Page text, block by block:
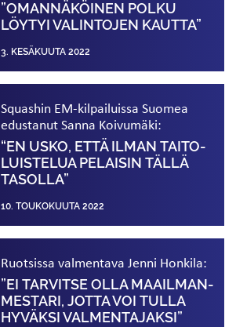
”OMANNÄKÖINEN POLKU
LÖYTYI VALINTOJEN KAUTTA”
3. KESÄKUUTA 2022
Squashin EM-kilpailuissa Suomea
edustanut Sanna Koivumäki:
“EN USKO, ETTÄ ILMAN TAITO­
LUISTELUA PELAISIN TÄLLÄ
TASOLLA”
10. TOUKOKUUTA 2022
Ruotsissa valmentava Jenni Honkila:
”EI TARVITSE OLLA MAAILMAN­
MESTARI, JOTTA VOI TULLA
HYVÄKSI VALMENTAJAKSI”